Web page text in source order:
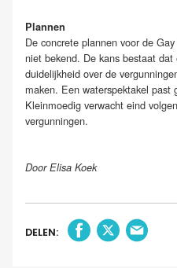
Plannen
De concrete plannen voor de
niet bekend. De kans bestaat
duidelijkheid over de
maken. Een waterspektakel past
Kleinmoedig verwacht eind
vergunningen.
Door Elisa Koek
DELEN: